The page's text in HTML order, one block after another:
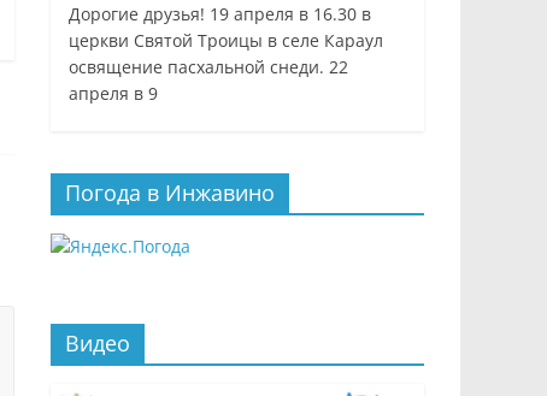
Дорогие друзья! 19 апреля в 16.30 в
церкви Святой Троицы в селе Караул
освящение пасхальной снеди. 22
апреля в 9
Погода в Инжавино
Видео